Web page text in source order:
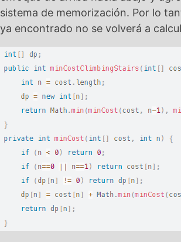
sistema de memorización. Por lo
ya encontrado no se volverá a